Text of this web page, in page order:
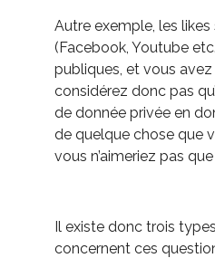
Autre exemple, les
(Facebook, Youtube
publiques, et vous
considérez donc pas
de donnée privée en
de quelque chose que
vous n’aimeriez pas
Il existe donc trois
concernent ces